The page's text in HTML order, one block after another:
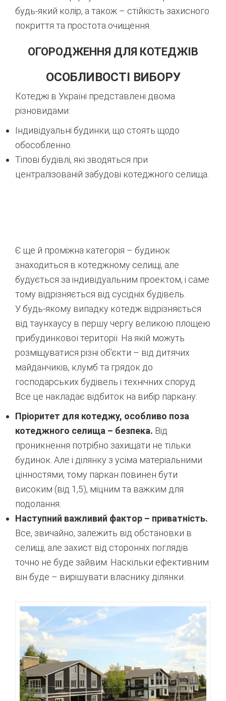
будь-який колір, а також – стійкість захисного
покриття та простота очищення.
ОГОРОДЖЕННЯ ДЛЯ КОТЕДЖІВ
ОСОБЛИВОСТІ ВИБОРУ
Котеджі в Україні представлені двома
різновидами:
Індивідуальні будинки, що стоять щодо
обособленно.
Тіпові будівлі, які зводяться при
централізованій забудові котеджного селища.
Є ще й проміжна категорія – будинок
знаходиться в котеджному селищі, але
будується за індивідуальним проектом, і саме
тому відрізняється від сусідніх будівель.
У будь-якому випадку котедж відрізняється
від таунхаусу в першу чергу великою площею
прибудинкової території. На якій можуть
розміщуватися різні об’єкти – від дитячих
майданчиків, клумб та грядок до
господарських будівель і технічних споруд.
Все це накладає відбиток на вибір паркану:
Пріоритет для котеджу, особливо поза
котеджного селища – безпека. Від
проникнення потрібно захищати не тільки
будинок. Але і ділянку з усіма матеріальними
цінностями, тому паркан повинен бути
високим (від 1,5), міцним та важким для
подолання.
Наступний важливий фактор – приватність.
Все, звичайно, залежить від обстановки в
селищі, але захист від сторонніх поглядів
точно не буде зайвим. Наскільки ефективним
він буде – вирішувати власнику ділянки.